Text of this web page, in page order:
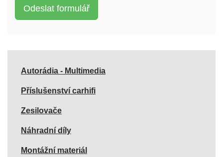
Autorádia - Multimedia
Příslušenství carhifi
Zesilovače
Náhradní díly
Montážní materiál